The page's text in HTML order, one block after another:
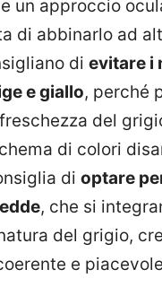
un approccio
di abbinarlo ad
di evitare i
e giallo, perché
del
di colori
di optare
, che si
del grigio,
e